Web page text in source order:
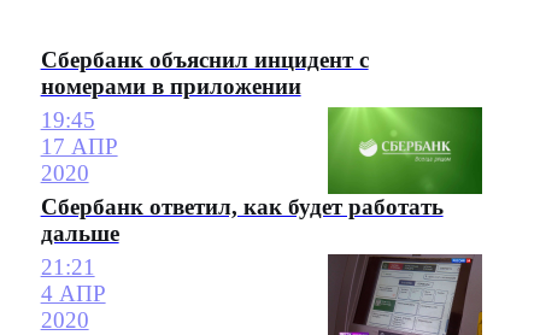
Сбербанк объяснил инцидент с
номерами в приложении
19:45
17 АПР
2020
Сбербанк ответил, как будет работать
дальше
21:21
4 АПР
2020